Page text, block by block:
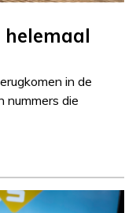
in de
nummers die